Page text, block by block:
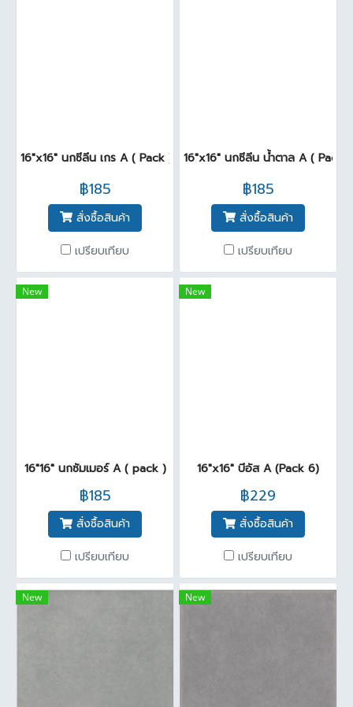
16"x16" นกซีลีน เกร A ( Pack )
฿185
สั่งซื้อสินค้า
เปรียบเทียบ
16"x16" นกซีลีน น้ำตาล A (
฿185
สั่งซื้อสินค้า
เปรียบเทียบ
New
16"16" นกซัมเมอร์ A ( pack )
฿185
สั่งซื้อสินค้า
เปรียบเทียบ
New
16"x16" บีอัส A (Pack 6)
฿229
สั่งซื้อสินค้า
เปรียบเทียบ
New New